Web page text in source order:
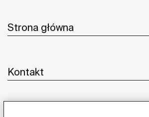
Strona główna
Kontakt